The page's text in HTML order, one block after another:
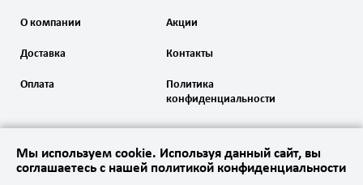
О компании
Доставка
Оплата
Акции
Контакты
Политика
конфиденциальности
Мы используем cookie. Используя данный сайт, вы
соглашаетесь с нашей политикой конфиденциальности